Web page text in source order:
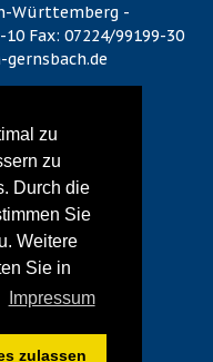
zu
zu
Durch die
Sie
Weitere
Sie in
Impressum
zulassen
Württemberg -
Fax: 07224/99199-30